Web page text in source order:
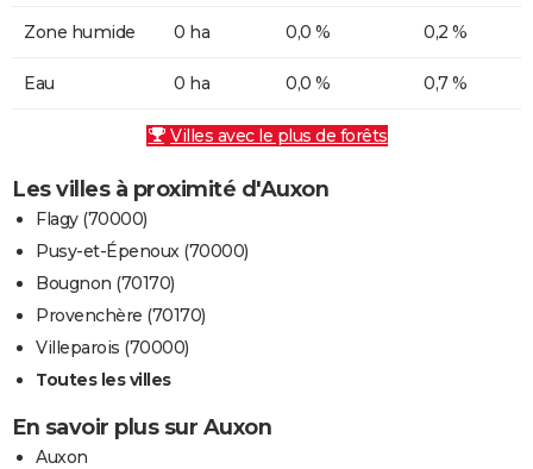
Zone humide 0 ha 0,0 % 0,2 %
Eau 0 ha 0,0 % 0,7 %
Villes avec le plus de forêts
Les villes à proximité d'Auxon
Flagy (70000)
Pusy-et-Épenoux (70000)
Bougnon (70170)
Provenchère (70170)
Villeparois (70000)
Toutes les villes
En savoir plus sur Auxon
Auxon